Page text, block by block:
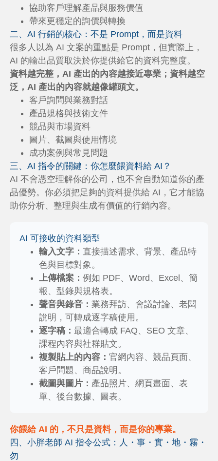
協助客戶理解產品與服務價值
帶來更穩定的詢價與轉換
二、AI 行銷的核心：不是 Prompt，而是資料
很多人以為 AI 文案的重點是 Prompt，但實際上，
AI 的輸出品質取決於你提供給它的資料完整度。
資料越完整，AI 產出的內容越接近專業；資料越空
泛，AI 產出的內容就越像罐頭文。
客戶詢問與業務對話
產品規格與技術文件
競品與市場資料
圖片、截圖與使用情境
成功案例與常見問題
三、AI 指令的關鍵：你怎麼餵資料給 AI？
AI 不會憑空理解你的公司，也不會自動知道你的產
品優勢。你必須把足夠的資料提供給 AI，它才能協
助你分析、整理與生成有價值的行銷內容。
AI 可接收的資料類型
輸入文字： 直接描述需求、背景、產品特
色與目標對象。
上傳檔案： 例如 PDF、Word、Excel、簡
報、型錄與規格表。
聲音與錄音： 業務拜訪、會議討論、老闆
說明，可轉成逐字稿使用。
逐字稿： 最適合轉成 FAQ、SEO 文章、
課程內容與社群貼文。
複製貼上的內容： 官網內容、競品頁面、
客戶問題、商品說明。
截圖與圖片： 產品照片、網頁畫面、表
單、後台數據、圖表。
你餵給 AI 的，不只是資料，而是你的專業。
四、小胖老師 AI 指令公式：人・事・實・地・霧・
勿